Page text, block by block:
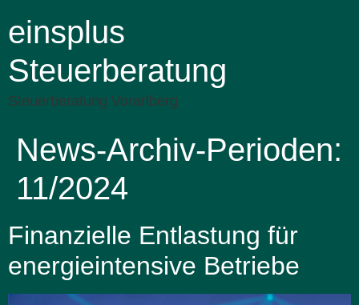
einsplus
Steuerberatung
Steuerberatung Vorarlberg
News-Archiv-Perioden:
11/2024
Finanzielle Entlastung für
energieintensive Betriebe